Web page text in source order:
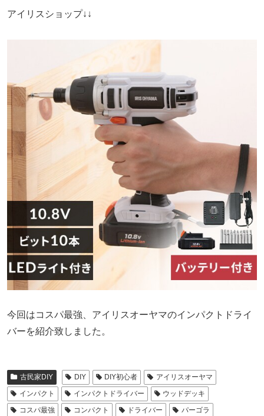
アイリスショップ↓↓
今回はコスパ最強、アイリスオーヤマのインパクトドライ
バーを紹介致しました。
古民家DIY DIY DIY初心者
アイリスオーヤマ
インパクト
インパクトドライバー
ウッドデッキ
コスパ最強
コンパクト ドライバー パーゴラ